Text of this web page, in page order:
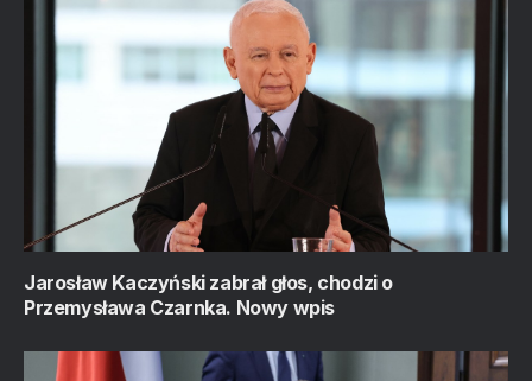
Jarosław Kaczyński zabrał głos, chodzi o
Przemysława Czarnka. Nowy wpis